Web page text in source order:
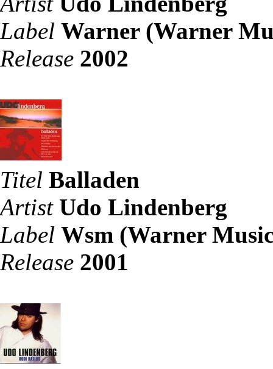
Label Warner (Warner
Release 2002
Titel Balladen
Artist Udo Lindenberg
Label Wsm (Warner
Release 2001